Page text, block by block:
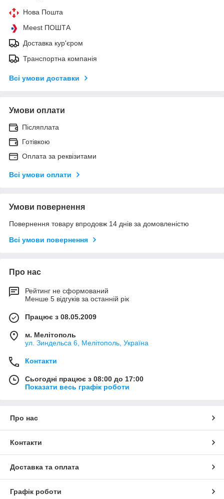
Нова Пошта
Meest ПОШТА
Доставка кур'єром
Транспортна компанія
Всі умови доставки
Умови оплати
Післяплата
Готівкою
Оплата за реквізитами
Всі умови оплати
Умови повернення
Повернення товару впродовж 14 днів за домовленістю
Всі умови повернення
Про нас
Рейтинг не сформований
Менше 5 відгуків за останній рік
Працює з 08.05.2009
м. Мелітополь
ул. Зиндельса 6, Мелітополь, Україна
Контакти
Сьогодні працює з 08:00 до 17:00
Показати весь графік роботи
Про нас
Контакти
Доставка та оплата
Графік роботи